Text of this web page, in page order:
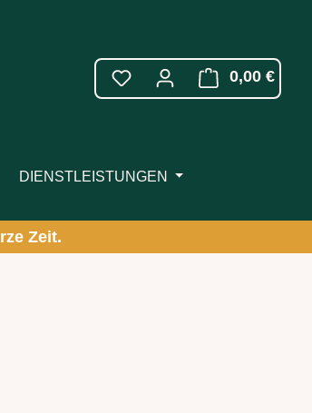
0,00 €
DIENSTLEISTUNGEN
Zeit.